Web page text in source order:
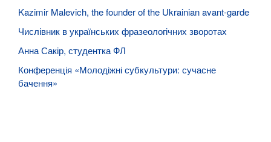
Kazimir Malevich, the founder of the Ukrainian avant-garde
Числівник в українських фразеологічних зворотах
Анна Сакір, студентка ФЛ
Конференція «Молодіжні субкультури: сучасне
бачення»